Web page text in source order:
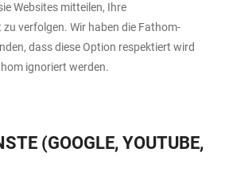
Websites mitteilen, Ihre
verfolgen. Wir haben die Fathom-
dass diese Option respektiert wird
ignoriert werden.
(GOOGLE, YOUTUBE,